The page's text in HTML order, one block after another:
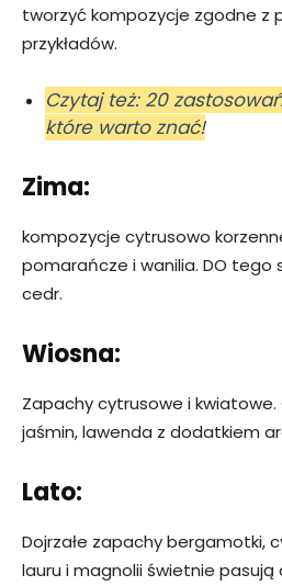
tworzyć kompozycje zgodne z
przykładów.
Czytaj też: 20
które warto znać!
Zima:
kompozycje cytrusowo
pomarańcze i wanilia. DO tego
cedr.
Wiosna:
Zapachy cytrusowe i kwiatowe.
jaśmin, lawenda z dodatkiem
Lato:
Dojrzałe zapachy bergamotki,
lauru i magnolii świetnie